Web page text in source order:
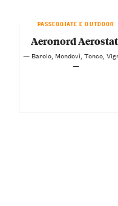
PASSEGGIATE E OUTDOOR
Aeronord
— Barolo, Mondovì, Tonco,
—